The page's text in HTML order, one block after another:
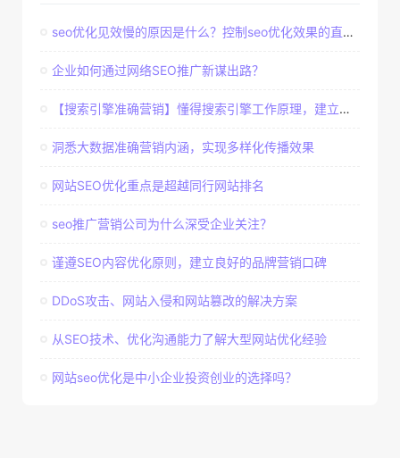
seo优化见效慢的原因是什么？控制seo优化效果的直接因素
企业如何通过网络SEO推广新谋出路？
【搜索引擎准确营销】懂得搜索引擎工作原理，建立准确客户群体
洞悉大数据准确营销内涵，实现多样化传播效果
网站SEO优化重点是超越同行网站排名
seo推广营销公司为什么深受企业关注？
谨遵SEO内容优化原则，建立良好的品牌营销口碑
DDoS攻击、网站入侵和网站篡改的解决方案
从SEO技术、优化沟通能力了解大型网站优化经验
网站seo优化是中小企业投资创业的选择吗？